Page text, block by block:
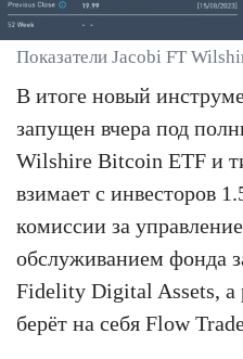
Показатели Jacobi FT
В итоге новый
запущен вчера под
Wilshire Bitcoin ETF и
взимает с инвесторов
комиссии за
обслуживанием фонда
Fidelity Digital Assets, а
берёт на себя Flow